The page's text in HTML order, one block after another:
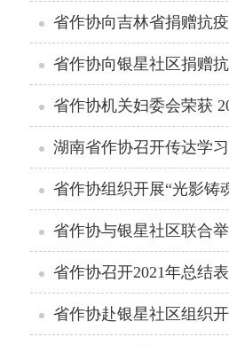
省作协向吉林省捐赠抗
省作协向银星社区捐赠
省作协机关妇委会荣获
湖南省作协召开传达学
省作协组织开展“光影铸
省作协召开2021年总结